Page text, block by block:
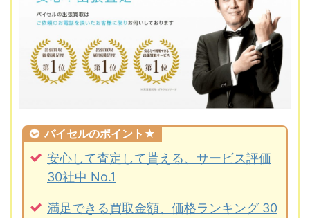
バイセルのポイント★
安心して査定して貰える、サービス評価
30社中 No.1
満足できる買取金額、価格ランキング 30